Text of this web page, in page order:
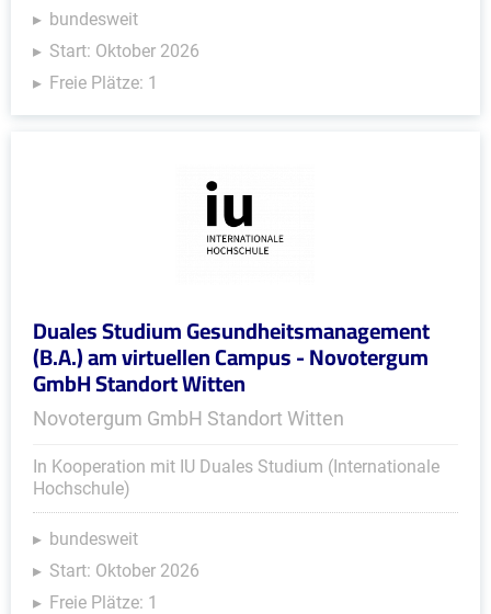
bundesweit
Start: Oktober 2026
Freie Plätze: 1
Duales Studium Gesundheitsmanagement
(B.A.) am virtuellen Campus - Novotergum
GmbH Standort Witten
Novotergum GmbH Standort Witten
In Kooperation mit IU Duales Studium (Internationale
Hochschule)
bundesweit
Start: Oktober 2026
Freie Plätze: 1